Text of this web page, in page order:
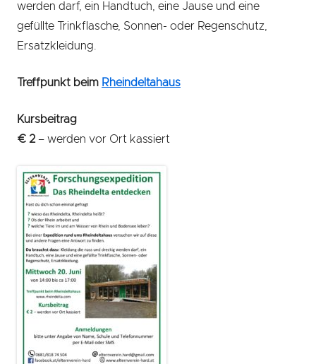
werden darf, ein Handtuch, eine Jause und eine
gefüllte Trinkflasche, Sonnen- oder Regenschutz,
Ersatzkleidung.
Treffpunkt beim Rheindeltahaus
Kursbeitrag
€ 2 – werden vor Ort kassiert